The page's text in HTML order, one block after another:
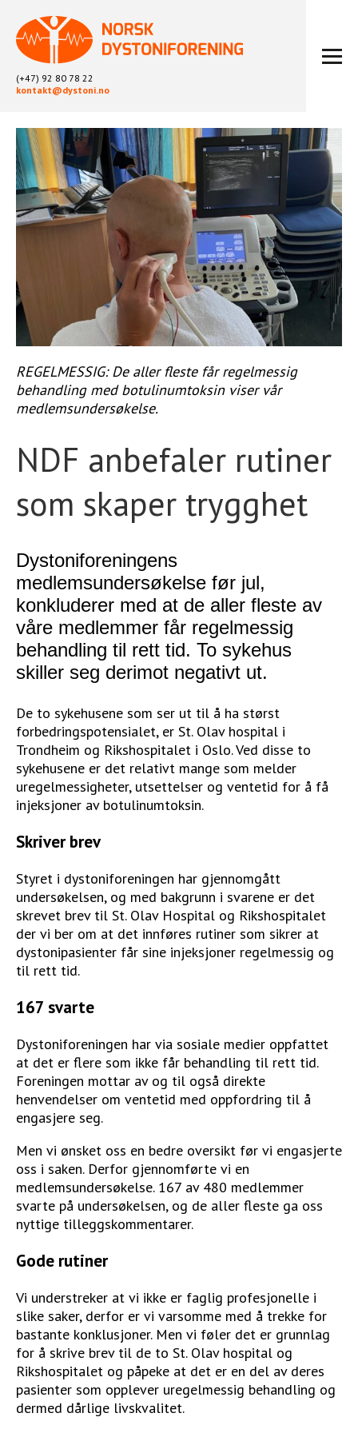
(+47) 92 80 78 22
kontakt@dystoni.no
HJEM
ARTIKLER
LOKALLAG
LIKEPERSONARBEID
ARKIV
STØTT VÅRT ARBEID
REGELMESSIG: De aller fleste får regelmessig
behandling med botulinumtoksin viser vår
medlemsundersøkelse.
NDF anbefaler rutiner
som skaper trygghet
Dystoniforeningens
medlemsundersøkelse før jul,
konkluderer med at de aller fleste av
våre medlemmer får regelmessig
behandling til rett tid. To sykehus
skiller seg derimot negativt ut.
De to sykehusene som ser ut til å ha størst
forbedringspotensialet, er St. Olav hospital i
Trondheim og Rikshospitalet i Oslo. Ved disse to
sykehusene er det relativt mange som melder
uregelmessigheter, utsettelser og ventetid for å få
injeksjoner av botulinumtoksin.
Skriver brev
Styret i dystoniforeningen har gjennomgått
undersøkelsen, og med bakgrunn i svarene er det
skrevet brev til St. Olav Hospital og Rikshospitalet
der vi ber om at det innføres rutiner som sikrer at
dystonipasienter får sine injeksjoner regelmessig og
til rett tid.
167 svarte
Dystoniforeningen har via sosiale medier oppfattet
at det er flere som ikke får behandling til rett tid.
Foreningen mottar av og til også direkte
henvendelser om ventetid med oppfordring til å
engasjere seg.
Men vi ønsket oss en bedre oversikt før vi engasjerte
oss i saken. Derfor gjennomførte vi en
medlemsundersøkelse. 167 av 480 medlemmer
svarte på undersøkelsen, og de aller fleste ga oss
nyttige tilleggskommentarer.
Gode rutiner
Vi understreker at vi ikke er faglig profesjonelle i
slike saker, derfor er vi varsomme med å trekke for
bastante konklusjoner. Men vi føler det er grunnlag
for å skrive brev til de to St. Olav hospital og
Rikshospitalet og påpeke at det er en del av deres
pasienter som opplever uregelmessig behandling og
dermed dårlige livskvalitet.